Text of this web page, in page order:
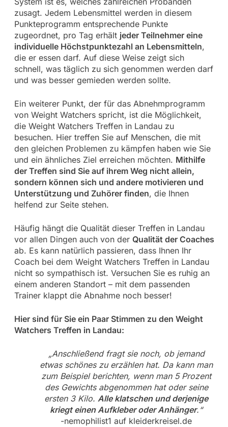
zusagt. Jedem Lebensmittel werden in diesem
Punkteprogramm entsprechende Punkte
zugeordnet, pro Tag erhält jeder Teilnehmer eine
individuelle Höchstpunktezahl an Lebensmitteln,
die er essen darf. Auf diese Weise zeigt sich
schnell, was täglich zu sich genommen werden darf
und was besser gemieden werden sollte.
Ein weiterer Punkt, der für das Abnehmprogramm
von Weight Watchers spricht, ist die Möglichkeit,
die Weight Watchers Treffen in Landau zu
besuchen. Hier treffen Sie auf Menschen, die mit
den gleichen Problemen zu kämpfen haben wie Sie
und ein ähnliches Ziel erreichen möchten. Mithilfe
der Treffen sind Sie auf ihrem Weg nicht allein,
sondern können sich und andere motivieren und
Unterstützung und Zuhörer finden, die Ihnen
helfend zur Seite stehen.
Häufig hängt die Qualität dieser Treffen in Landau
vor allen Dingen auch von der Qualität der Coaches
ab. Es kann natürlich passieren, dass Ihnen Ihr
Coach bei dem Weight Watchers Treffen in Landau
nicht so sympathisch ist. Versuchen Sie es ruhig an
einem anderen Standort – mit dem passenden
Trainer klappt die Abnahme noch besser!
Hier sind für Sie ein Paar Stimmen zu den Weight
Watchers Treffen in Landau:
„Anschließend fragt sie noch, ob jemand
etwas schönes zu erzählen hat. Da kann man
zum Beispiel berichten, wenn man 5 Prozent
des Gewichts abgenommen hat oder seine
ersten 3 Kilo. Alle klatschen und derjenige
kriegt einen Aufkleber oder Anhänger.“
-nemophilist1 auf kleiderkreisel.de